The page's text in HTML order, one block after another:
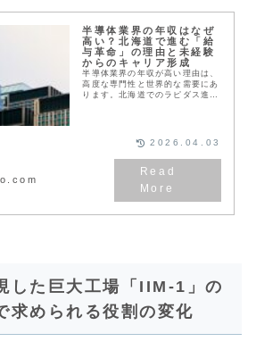
半導体業界の年収はなぜ
高い？北海道で進む「給
与革命」の理由と未経験
からのキャリア形成
半導体業界の年収が高い理由は、
高度な専門性と世界的な需要にあ
ります。北海道でのラピダス進出
来性を知り、キャリア形成のヒン
トを掴みましょう。
2026.04.03
した巨大工場「IIM-1」の
求められる役割の変化